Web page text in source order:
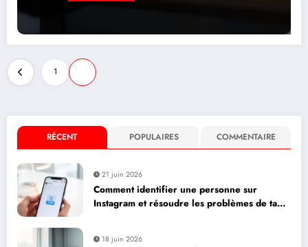
Pagination
des
publications
1
RÉCENT POPULAIRES COMMENTAIRE
21 juin 2026
Comment identifier une personne sur
Instagram et résoudre les problèmes de tag :
18 juin 2026